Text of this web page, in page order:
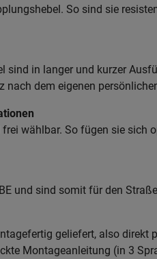
So sind sie
sind in langer und kurzer
nach dem eigenen
wählbar. So fügen sie sich
und sind somit für den
geliefert, also direkt
Montageanleitung (in 3